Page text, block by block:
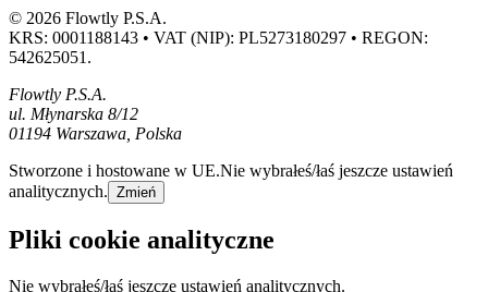
© 2026 Flowtly P.S.A.
KRS: 0001188143 • VAT (NIP): PL5273180297 • REGON:
542625051.
Flowtly P.S.A.
ul. Młynarska 8/12
01194 Warszawa, Polska
Stworzone i hostowane w UE.Nie wybrałeś/łaś jeszcze ustawień
analitycznych. Zmień
Pliki cookie analityczne
Nie wybrałeś/łaś jeszcze ustawień analitycznych.